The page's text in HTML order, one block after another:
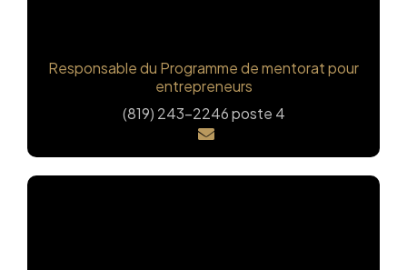
Responsable du Programme de mentorat pour
entrepreneurs
(819) 243-2246 poste 4